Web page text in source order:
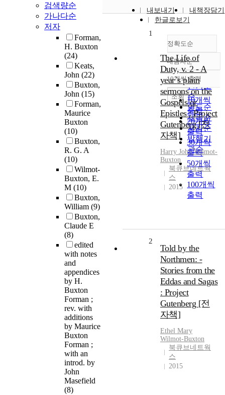
검색량순
가나다순
저자
Forman,
H. Buxton
(24)
Keats,
John (22)
Buxton,
John (15)
Forman,
Maurice
Buxton
(10)
Buxton,
R. G. A
(10)
Wilmot-
Buxton, E.
M (10)
Buxton,
William (9)
Buxton,
Claude E
(8)
edited
with notes
and
appendices
by H.
Buxton
Forman ;
rev. with
additions
by Maurice
Buxton
Forman ;
with an
introd. by
John
Masefield
(8)
내보내기
내책장담기
한글로보기
정확도순
정확도
순
인기도
순
연도순
제목순
저자순
발행기
관순
내림차순
내림차순
10개씩 출력
10개씩
출력
20개씩
출력
30개씩
출력
50개씩
출력
100개씩
출력
조회
1
The Life of
Duty, v. 2 - A
year`s plain
sermons on the
Gospels or
Epistles : Project
Gutenberg [전
자책]
Harry John Wilmot-
Buxton
북큐브네트웍
스
2015
2
Told by the
Northmen: -
Stories from the
Eddas and Sagas
: Project
Gutenberg [전
자책]
Ethel Mary
Wilmot-Buxton
북큐브네트웍
스
2015